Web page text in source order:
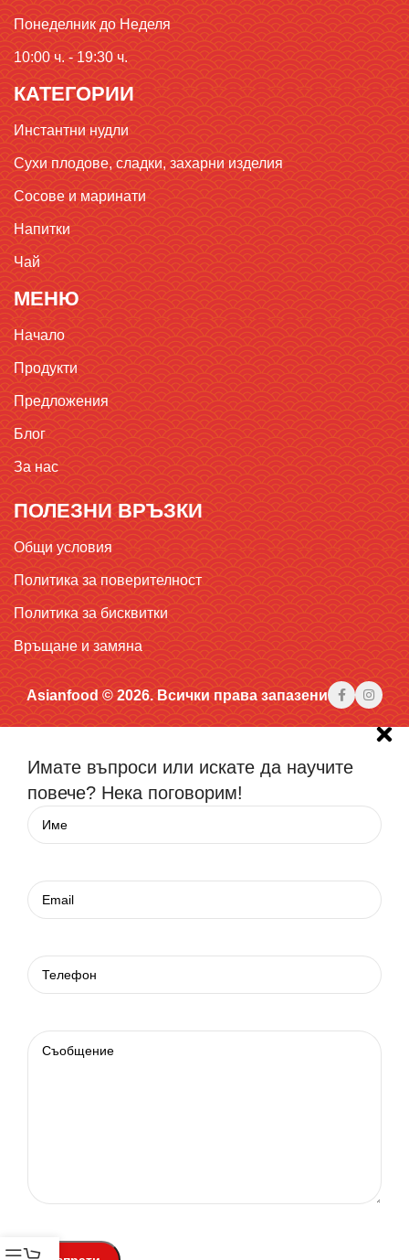
Понеделник до Неделя
10:00 ч. - 19:30 ч.
КАТЕГОРИИ
Инстантни нудли
Сухи плодове, сладки, захарни изделия
Сосове и маринати
Напитки
Чай
МЕНЮ
Начало
Продукти
Предложения
Блог
За нас
ПОЛЕЗНИ ВРЪЗКИ
Общи условия
Политика за поверителност
Политика за бисквитки
Връщане и замяна
Asianfood © 2026. Всички права запазени
Имате въпроси или искате да научите
повече? Нека поговорим!